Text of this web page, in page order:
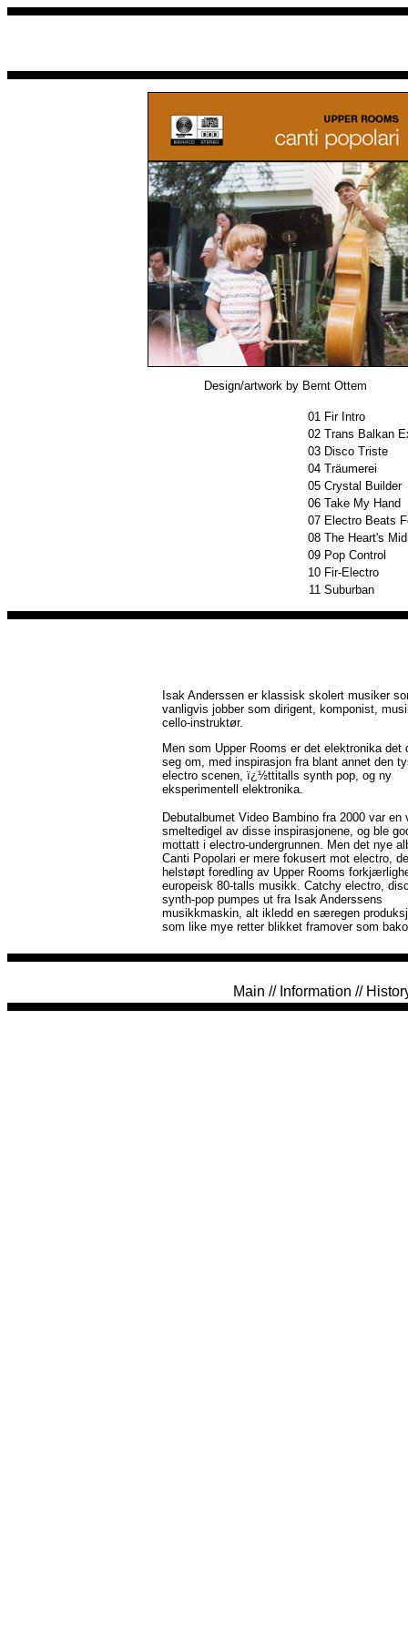
Design/artwork by Bernt Ottem
01 Fir Intro
02 Trans Balkan
03 Disco Triste
04 Träumerei
05 Crystal Builder
06 Take My Hand
07 Electro Beats
08 The Heart's
09 Pop Control
10 Fir-Electro
11 Suburban
Isak Anderssen er klassisk skolert musiker
vanligvis jobber som dirigent, komponist,
cello-instruktør.
Men som Upper Rooms er det elektronika det
seg om, med inspirasjon fra blant annet den
electro scenen, ï¿½ttitalls synth pop, og ny
eksperimentell elektronika.
Debutalbumet Video Bambino fra 2000 var en
smeltedigel av disse inspirasjonene, og ble
mottatt i electro-undergrunnen. Men det nye
Canti Popolari er mere fokusert mot electro,
helstøpt foredling av Upper Rooms
europeisk 80-talls musikk. Catchy electro,
synth-pop pumpes ut fra Isak Anderssens
musikkmaskin, alt ikledd en særegen
som like mye retter blikket framover som
Main // Information //